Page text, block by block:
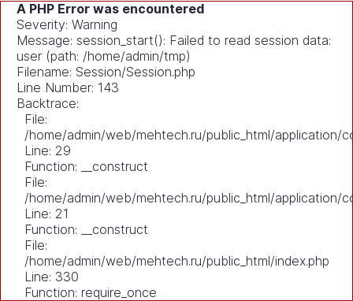
A PHP Error was encountered
Severity: Warning
Message: session_start(): Failed to read session data:
user (path: /home/admin/tmp)
Filename: Session/Session.php
Line Number: 143
Backtrace:
File:
/home/admin/web/mehtech.ru/public_html/application/
Line: 29
Function: __construct
File:
/home/admin/web/mehtech.ru/public_html/application/
Line: 21
Function: __construct
File:
/home/admin/web/mehtech.ru/public_html/index.php
Line: 330
Function: require_once